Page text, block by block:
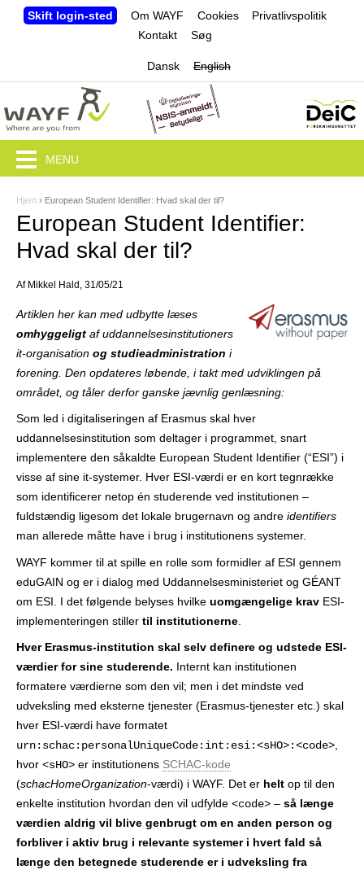
Jump to navigation
Skift login-sted Om WAYF Cookies
Privatlivspolitik
Kontakt
Søg
Dansk English
D
u
e
r
h
e
r
Hjem › European Student Identifier: Hvad skal der til?
European Student Identifier:
Hvad skal der til?
Af Mikkel Hald , 31/05/21
Artiklen her kan med udbytte læses
omhyggeligt af uddannelsesinstitutioners
it-organisation og studieadministration i
forening. Den opdateres løbende, i takt med udviklingen på
området, og tåler derfor ganske jævnlig genlæsning:
Som led i digitaliseringen af Erasmus skal hver
uddannelsesinstitution som deltager i programmet, snart
implementere den såkaldte European Student Identifier (“ESI”) i
visse af sine it-systemer. Hver ESI-værdi er en kort tegnrække
som identificerer netop én studerende ved institutionen –
fuldstændig ligesom det lokale brugernavn og andre identifiers
man allerede måtte have i brug i institutionens systemer.
WAYF kommer til at spille en rolle som formidler af ESI gennem
eduGAIN og er i dialog med Uddannelsesministeriet og GÉANT
om ESI. I det følgende belyses hvilke uomgængelige krav ESI-
implementeringen stiller til institutionerne
Hver Erasmus-institution skal selv definere og udstede ESI-
værdier for sine studerende. Internt kan institutionen
formatere værdierne som den vil; men i det mindste ved
udveksling med eksterne tjenester (Erasmus-tjenester etc.) skal
hver ESI-værdi have formatet
urn:schac:personalUniqueCode:int:esi:<sHO>:<code>
hvor <sHO> er institutionens SCHAC-kode
(schacHomeOrganization-værdi) i WAYF. Det er helt op til den
enkelte institution hvordan den vil udfylde <code> – så længe
værdien aldrig vil blive genbrugt om en anden person og
forbliver i aktiv brug i relevante systemer i hvert fald så
længe den betegnede studerende er i udveksling fra
MENU